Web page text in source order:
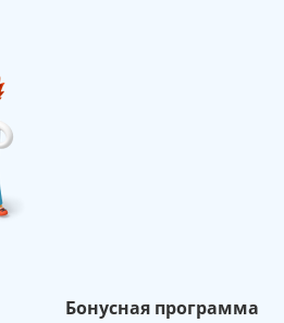
Бонусная программа